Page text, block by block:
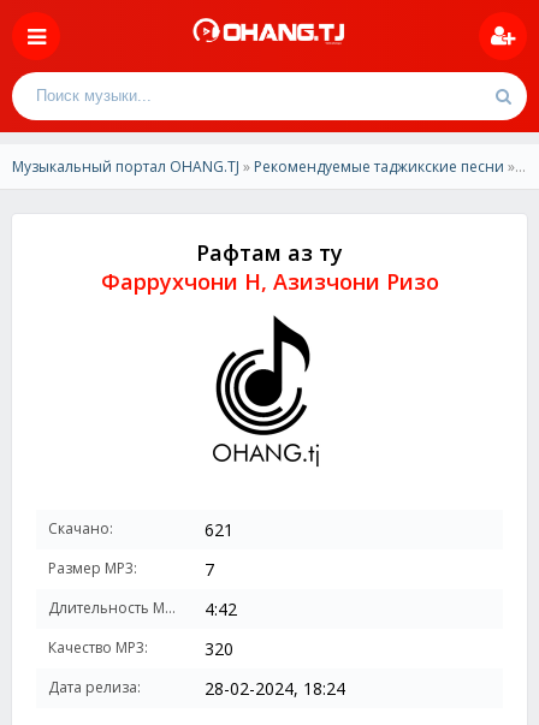
Музыкальный портал OHANG.TJ » Рекомендуемые таджикские песни » Фаррухчони Н, Азизчони Ризо-Рафтам аз ту
Рафтам аз ту
Фаррухчони Н, Азизчони Ризо
Скачано: 621
Размер MP3: 7
Длительность MP3: 4:42
Качество MP3: 320
Дата релиза: 28-02-2024, 18:24